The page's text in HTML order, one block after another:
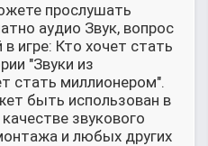
прослушать
аудио Звук, вопрос
игре: Кто хочет стать
"Звуки из
стать миллионером".
быть использован в
звукового
и любых других